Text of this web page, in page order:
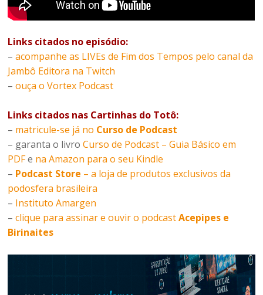
Links citados no episódio:
–acompanhe as LIVEs de Fim dos Tempos pelo canal da
Jambô Editora na Twitch
–ouça o Vortex Podcast
Links citados nas Cartinhas do Totô:
– matricule-se já no Curso de Podcast
– garanta o livroCurso de Podcast – Guia Básico em
PDFe na Amazon para o seu Kindle
– Podcast Store – a loja de produtos exclusivos da
podosfera brasileira
– Instituto Amargen
–clique para assinar e ouvir o podcastAcepipes e
Birinaites